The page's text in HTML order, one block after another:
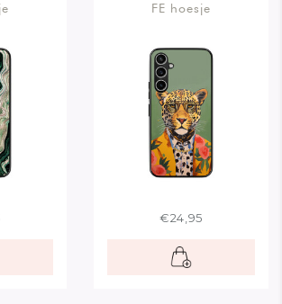
FE hoesje
€24,95